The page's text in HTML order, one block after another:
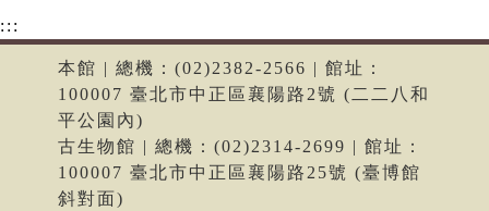
:::
本館 | 總機：(02)2382-2566 | 館址：
100007 臺北市中正區襄陽路2號 (二二八和
平公園內)
古生物館 | 總機：(02)2314-2699 | 館址：
100007 臺北市中正區襄陽路25號 (臺博館
斜對面)